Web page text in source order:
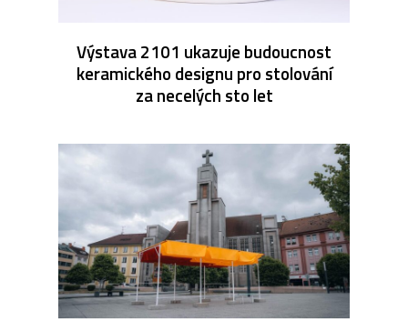
Výstava 2101 ukazuje budoucnost
keramického designu pro stolování
za necelých sto let